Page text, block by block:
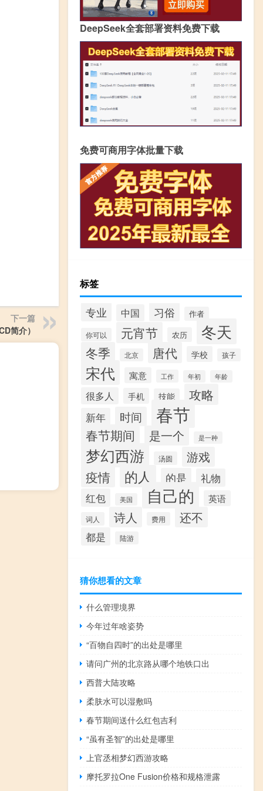
下一篇
简介）
DeepSeek全套部署资料免费下载
免费可商用字体批量下载
标签
专业 中国 习俗 作者
你可以 元宵节 农历 冬天
冬季 北京 唐代 学校 孩子
宋代 寓意 工作 年初 年龄
很多人 手机 技能 攻略
新年 时间 春节
春节期间 是一个 是一种
梦幻西游 汤圆 游戏
疫情 的人 的是
礼物
红包
美国 自己的 英语
词人 诗人 费用 还不
都是 陆游
猜你想看的文章
什么管理境界
今年过年啥姿势
“百物自四时”的出处是哪里
请问广州的北京路从哪个地铁口出
西普大陆攻略
柔肤水可以湿敷吗
春节期间送什么红包吉利
“虽有圣智”的出处是哪里
上官丞相梦幻西游攻略
摩托罗拉One Fusion价格和规格泄露